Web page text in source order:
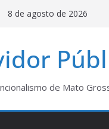
8 de agosto de 2026
de Mato